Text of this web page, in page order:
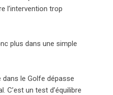
l’intervention trop
plus dans une simple
le Golfe dépasse
C’est un test d’équilibre